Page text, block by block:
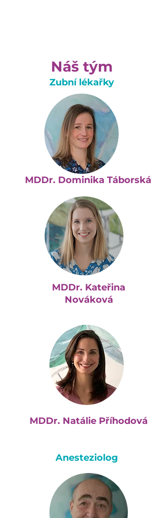
Náš tým
Zubní lékařky
MDDr. Dominika Táborská
MDDr. Kateřina
Nováková
MDDr. Natálie Příhodová
Anesteziolog